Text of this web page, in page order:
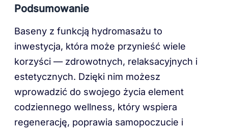
Podsumowanie
Baseny z funkcją hydromasażu to
inwestycja, która może przynieść wiele
korzyści — zdrowotnych, relaksacyjnych i
estetycznych. Dzięki nim możesz
wprowadzić do swojego życia element
codziennego wellness, który wspiera
regenerację, poprawia samopoczucie i